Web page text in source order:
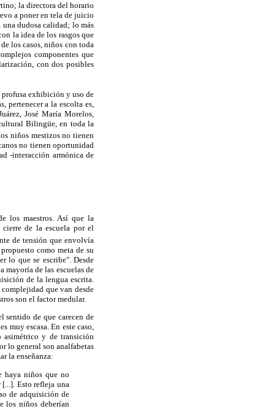
la directora del horario
a poner en tela de juicio
dudosa calidad; lo más
la idea de los rasgos que
los casos, niños con toda
componentes que
con dos posibles
profusa exhibición y uso de
pertenecer a la escolta es,
José María Morelos,
Bilingüe, en toda la
niños mestizos no tienen
no tienen oportunidad
-interacción armónica de
los maestros. Así que la
de la escuela por el
de tensión que envolvía
como meta de su
lo que se escribe". Desde
mayoría de las escuelas de
de la lengua escrita.
que van desde
son el factor medular.
sentido de que carecen de
muy escasa. En este caso,
y de transición
lo general son analfabetas
la enseñanza:
haya niños que no
Esto refleja una
de adquisición de
los niños deberían